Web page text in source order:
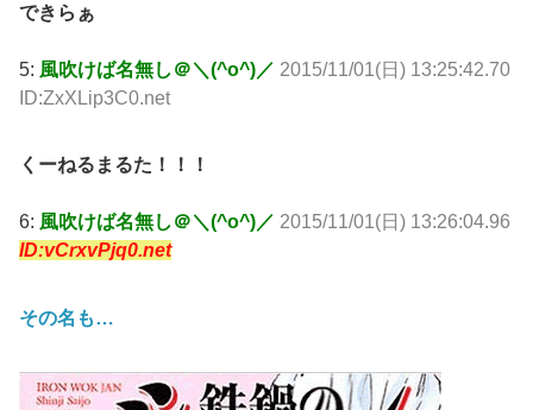
できらぁ
5: 風吹けば名無し＠＼(^o^)／ 2015/11/01(日) 13:25:42.70
ID:ZxXLip3C0.net
くーねるまるた！！！
6: 風吹けば名無し＠＼(^o^)／ 2015/11/01(日) 13:26:04.96
ID:vCrxvPjq0.net
その名も…